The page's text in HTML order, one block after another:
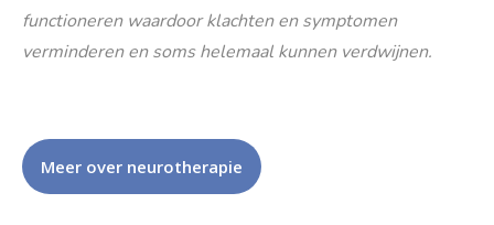
functioneren waardoor klachten en symptomen
verminderen en soms helemaal kunnen verdwijnen.
Meer over neurotherapie